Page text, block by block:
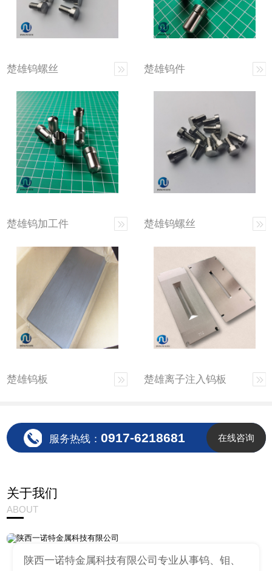
楚雄钨螺丝 楚雄钨件
楚雄钨加工件 楚雄钨螺丝
楚雄钨板 楚雄离子注入钨板
服务热线： 0917-6218681 在线咨询
关于我们
ABOUT
陕西一诺特金属科技有限公司专业从事钨、钼、